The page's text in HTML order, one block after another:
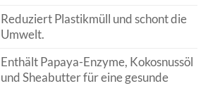
Reduziert Plastikmüll und schont die
Umwelt.
Enthält Papaya-Enzyme, Kokosnussöl
und Sheabutter für eine gesunde